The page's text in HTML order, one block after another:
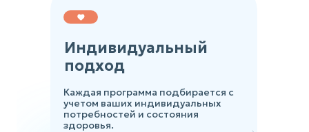
Индивидуальный
подход
Каждая программа подбирается с
учетом ваших индивидуальных
потребностей и состояния
здоровья.